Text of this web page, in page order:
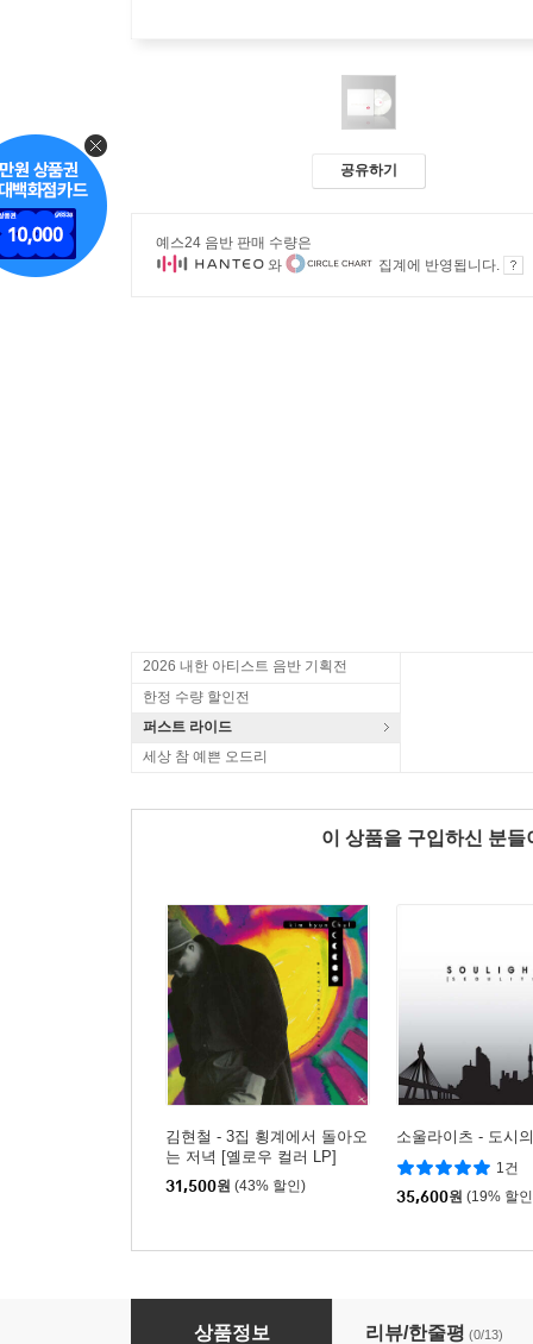
공유하기
예스24 음반 판매 수량은
와
집계에 반영됩니다.
2026 내한 아티스트 음반 기획전
한정 수량 할인전
퍼스트 라이드
세상 참 예쁜 오드리
이 상품을 구입하신 분
김현철 - 3집 횡계에서 돌아오
는 저녁 [옐로우 컬러 LP]
31,500원 (43% 할인)
소울라이츠 - 도시
1건
35,600원 (19% 할
이소라 - My One And Only Love [화이트 컬러
상품정보 리뷰/한줄평 (0/13)